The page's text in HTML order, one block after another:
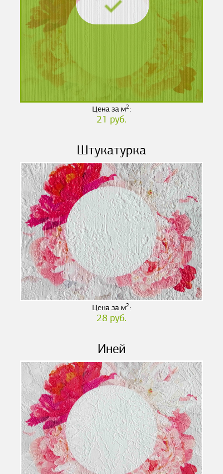
Цена за м2:
21 руб.
Штукатурка
Цена за м2:
28 руб.
Иней